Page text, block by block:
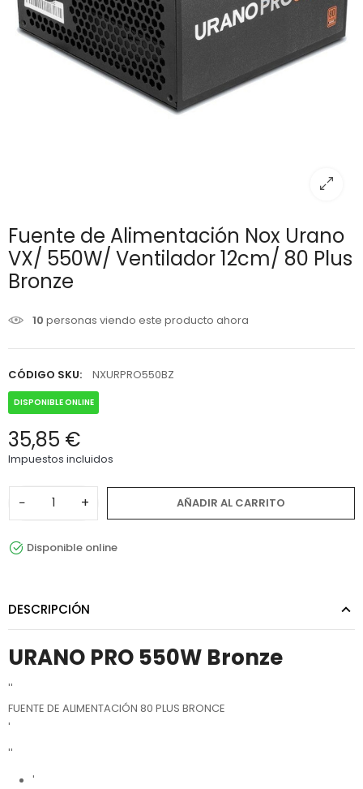
Fuente de Alimentación Nox Urano
VX/ 550W/ Ventilador 12cm/ 80 Plus
Bronze
10 personas viendo este producto ahora
CÓDIGO SKU: NXURPRO550BZ
DISPONIBLE ONLINE
35,85 €
Impuestos incluidos
− + AÑADIR AL CARRITO
Disponible online
DESCRIPCIÓN
URANO PRO 550W Bronze
''
FUENTE DE ALIMENTACIÓN 80 PLUS BRONCE
'
''
'